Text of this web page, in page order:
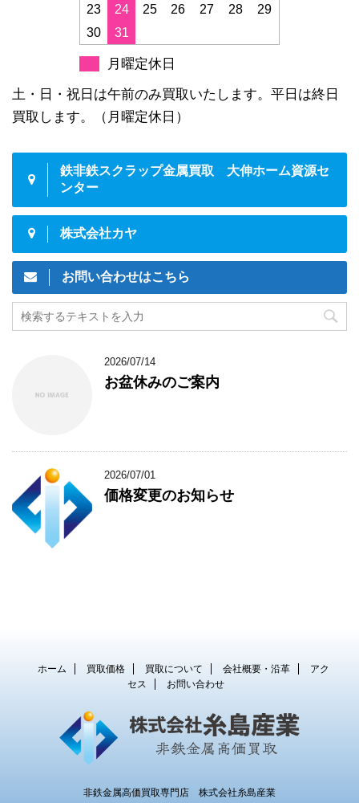
23
24 25 26 27 28
29
30
31
月曜定休日
土・日・祝日は午前のみ買取いたします。平日は終日
買取します。（月曜定休日）
鉄非鉄スクラップ金属買取 大伸ホーム資源セ
ンター
株式会社カヤ
お問い合わせはこちら
2026/07/14
お盆休みのご案内
2026/07/01
価格変更のお知らせ
ホーム 買取価格 買取について 会社概要・沿革
アク
セス
お問い合わせ
非鉄金属高価買取専門店 株式会社糸島産業